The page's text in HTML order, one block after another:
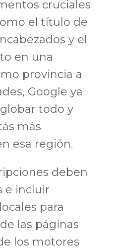
cruciales
el título de
y el
en una
provincia a
Google ya
todo y
más
esa región.
deben
e incluir
para
las páginas
los motores